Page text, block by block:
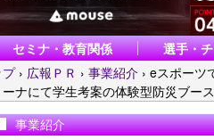
セミナ・教育関係 選手・
› 広報ＰＲ › 事業紹介 › eスポーツ
ナにて学生考案の体験型防災ブー
事業紹介